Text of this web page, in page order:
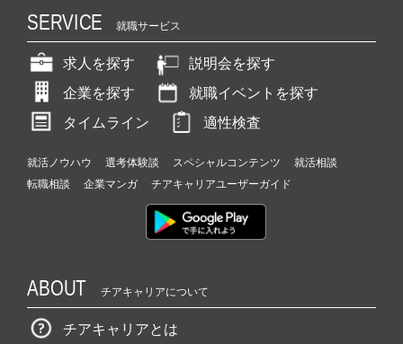
SERVICE 就職サービス
求人を探す
説明会を探す
企業を探す
就職イベントを探す
タイムライン
適性検査
就活ノウハウ 選考体験談 スペシャルコンテンツ
就活相談
転職相談
企業マンガ チアキャリアユーザーガイド
ABOUT チアキャリアについて
チアキャリアとは